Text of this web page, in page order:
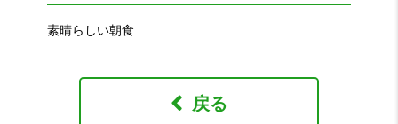
素晴らしい朝食
戻る